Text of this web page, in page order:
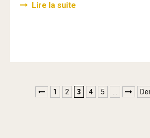
Lire la suite
 1 2 3 4 5 